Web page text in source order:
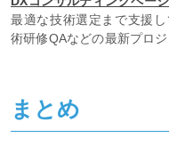
定型的QAや限定範囲
開発・運用コストを抑
外部データ連携が難し
DXコンサルティングページ
最適な技術選定まで支援
術研修QAなどの最新プロ